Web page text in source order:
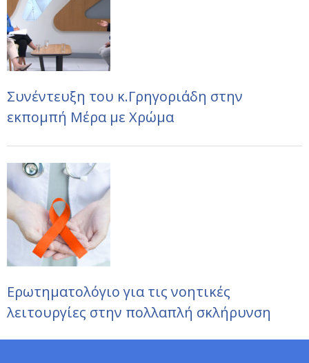
Συνέντευξη του κ.Γρηγοριάδη στην
εκπομπή Μέρα με Χρώμα
Ερωτηματολόγιο για τις νοητικές
λειτουργίες στην πολλαπλή σκλήρυνση